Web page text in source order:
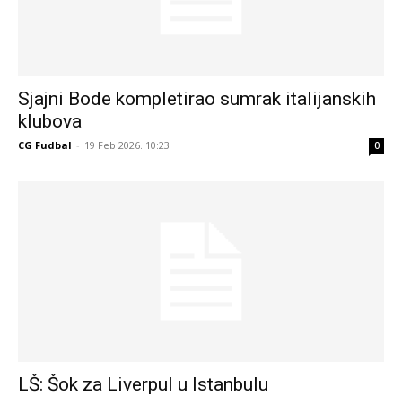
Sjajni Bode kompletirao sumrak italijanskih
klubova
CG Fudbal - 19 Feb 2026. 10:23 0
LŠ: Šok za Liverpul u Istanbulu